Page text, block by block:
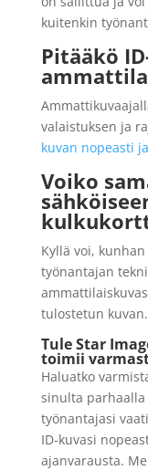
kuitenkin
Pitääkö
valaistuksen ja
kuvan nopeasti
Voiko
Kyllä voi,
työnantajan
tulostetun kuvan.
Tule Star
toimii
Haluatko
sinulta
työnantajasi
ID-kuvasi
ajanvarausta.